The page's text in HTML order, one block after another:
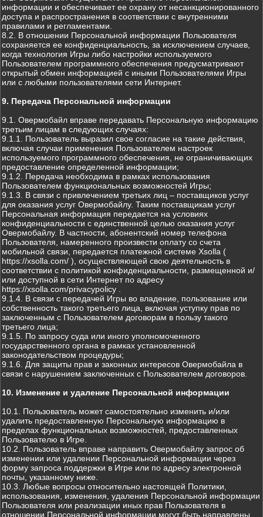
информации и обеспечивает ее охрану от несанкционированного
доступа и распространения в соответствии с внутренними
правилами и регламентами.
8.2. В отношении Персональной информации Пользователя
сохраняется ее конфиденциальность, за исключением случаев,
когда технология Игры либо настройки используемого
Пользователем программного обеспечения предусматривают
открытый обмен информацией с иными Пользователями Игры
или с любыми пользователями сети Интернет.
9. Передача Персональной информации
9.1. Овермобайл вправе передавать Персональную информацию
третьим лицам в следующих случаях:
9.1.1. Пользователь выразил свое согласие на такие действия,
включая случаи применения Пользователем настроек
используемого программного обеспечения, не ограничивающих
предоставление определенной информации;
9.1.2. Передача необходима в рамках использования
Пользователем функциональных возможностей Игры;
9.1.3. В связи с привлечением третьих лиц – поставщиков услуг
для оказания услуг Овермобайлу. Таким поставщикам услуг
Персональная информация передается на условиях
конфиденциальности с единственной целью оказания услуг
Овермобайлу. В частности, абонентский номер телефона
Пользователя, намеренного произвести оплату со счета
мобильной связи, передается платежной системе Xsolla (
https://xsolla.com/ ), осуществляющей свою деятельность в
соответствии с политикой конфиденциальности, размещенной и/
или доступной в сети Интернет по адресу
https://xsolla.com/privacypolicy .
9.1.4. В связи с передачей Игры во владение, пользование или
собственность такого третьего лица, включая уступку прав по
заключенным с Пользователем договорам в пользу такого
третьего лица;
9.1.5. По запросу суда или иного уполномоченного
государственного органа в рамках установленной
законодательством процедуры;
9.1.6. Для защиты прав и законных интересов Овермобайла в
связи с нарушением заключенных с Пользователем договоров.
10. Изменение и удаление Персональной информации
10.1. Пользователь может самостоятельно изменить и/или
удалить предоставленную Персональную информацию в
пределах функциональных возможностей, предоставленных
Пользователю в Игре.
10.2. Пользователь вправе направить Овермобайлу запрос об
изменении или удалении Персональной информации через
форму запроса поддержки в Игре или по адресу электронной
почты, указанному ниже.
10.3. Любые вопросы относительно настоящей Политики,
использования, изменения, удаления Персональной информации
Пользователя или реализации иных прав Пользователя в
отношении Персональной информации могут быть направлены